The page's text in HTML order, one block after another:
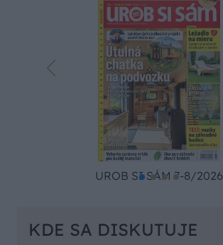
UROB SI SÁM 7-8/2026
KDE SA DISKUTUJE